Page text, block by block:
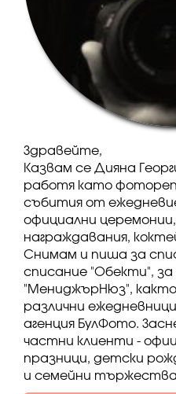
Здравейте,
Казвам се Дияна
работя като
събития от
официални
награждавания,
Снимам и пиша за
списание "Обекти",
"МениджърНюз", както
различни
агенция БулФото.
частни клиенти -
празници, детски
и семейни